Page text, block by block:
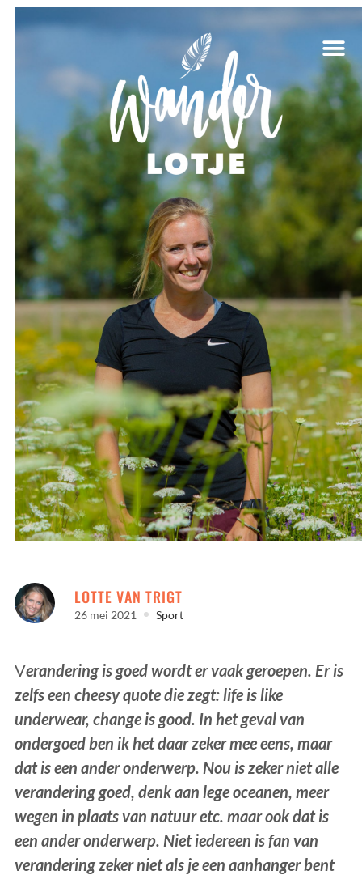
CHANGE IS GOOD
LOTTE VAN TRIGT
26 mei 2021 Sport
Verandering is goed wordt er vaak geroepen. Er is
zelfs een cheesy quote die zegt: life is like
underwear, change is good. In het geval van
ondergoed ben ik het daar zeker mee eens, maar
dat is een ander onderwerp. Nou is zeker niet alle
verandering goed, denk aan lege oceanen, meer
wegen in plaats van natuur etc. maar ook dat is
een ander onderwerp. Niet iedereen is fan van
verandering zeker niet als je een aanhanger bent